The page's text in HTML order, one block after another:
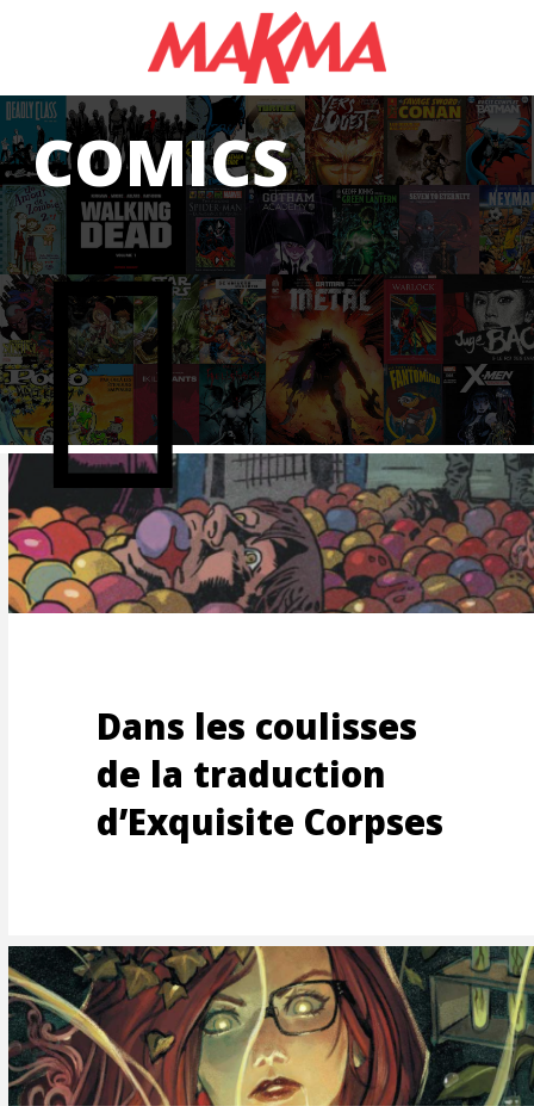
COMICS
Dans les coulisses
de la traduction
d’Exquisite Corpses